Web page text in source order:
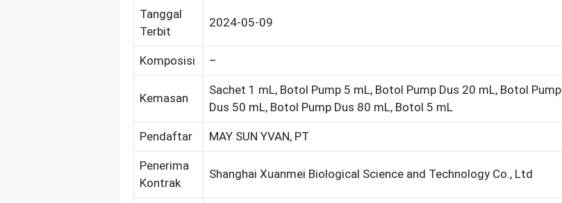
Tanggal
Terbit
2024-05-09
Komposisi –
Kemasan
Sachet 1 mL, Botol Pump 5 mL, Botol Pump Dus 20 mL, Botol Pump
Dus 50 mL, Botol Pump Dus 80 mL, Botol 5 mL
Pendaftar MAY SUN YVAN, PT
Penerima
Kontrak
Shanghai Xuanmei Biological Science and Technology Co., Ltd